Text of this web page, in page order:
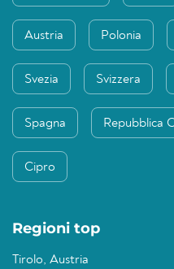
Austria Polonia
Svezia Svizzera
Spagna Repubblica
Cipro
Regioni top
Tirolo, Austria